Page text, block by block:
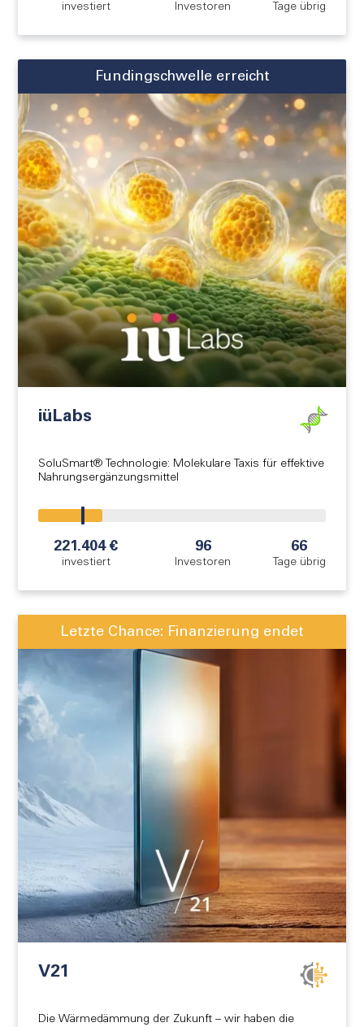
investiert Investoren Tage übrig
Fundingschwelle erreicht
iüLabs
SoluSmart® Technologie: Molekulare Taxis für effektive
Nahrungsergänzungsmittel
221.404 €
investiert
96
Investoren
66
Tage übrig
Letzte Chance: Finanzierung endet
V21
Die Wärmedämmung der Zukunft – wir haben die